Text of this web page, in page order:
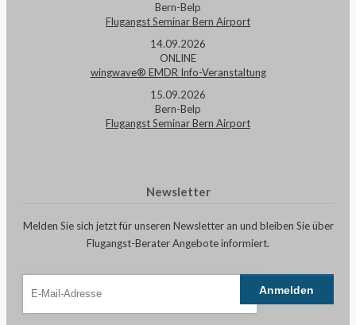
Bern-Belp
Flugangst Seminar Bern Airport
14.09.2026
ONLINE
wingwave® EMDR Info-Veranstaltung
15.09.2026
Bern-Belp
Flugangst Seminar Bern Airport
Newsletter
Melden Sie sich jetzt für unseren Newsletter an und bleiben Sie über
Flugangst-Berater Angebote informiert.